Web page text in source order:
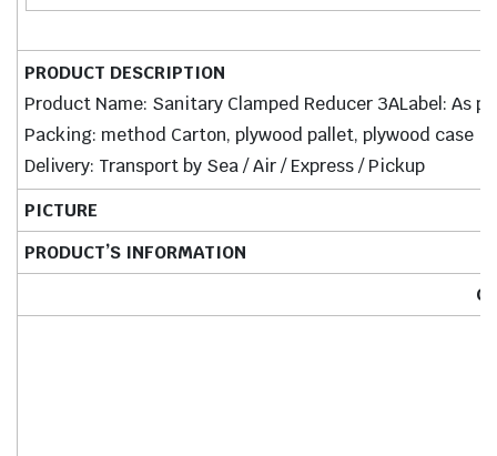
PRODUCT DESCRIPTION
Product Name: Sanitary Clamped Reducer 3ALabel: As
Packing: method Carton, plywood pallet, plywood case
Delivery: Transport by Sea / Air / Express / Pickup
PICTURE
PRODUCT’S INFORMATION